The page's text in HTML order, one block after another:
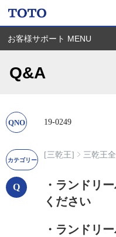
お客様サポート MENU
Q&A
19-0249
[三乾王] 三乾王
・ランドリ
ください
・ランドリ